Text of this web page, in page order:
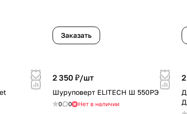
Заказать
2 350 ₽/шт
Шуруповерт ELITECH Ш 550РЭ
0 0 Нет в наличии